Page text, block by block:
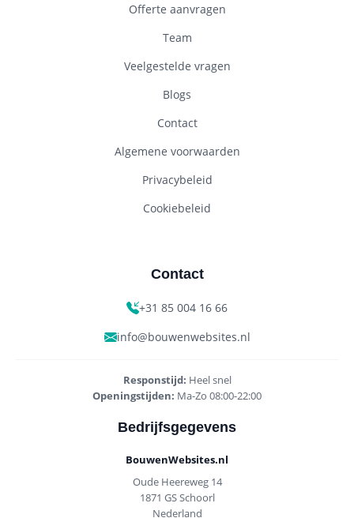
Offerte aanvragen
Team
Veelgestelde vragen
Blogs
Contact
Algemene voorwaarden
Privacybeleid
Cookiebeleid
Contact
+31 85 004 16 66
info@bouwenwebsites.nl
Responstijd: Heel snel
Openingstijden: Ma-Zo 08:00-22:00
Bedrijfsgegevens
BouwenWebsites.nl
Oude Heereweg 14
1871 GS Schoorl
Nederland